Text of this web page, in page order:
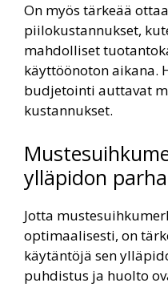
On myös tärkeää
piilokustannukset,
mahdolliset
käyttöönoton aikana.
budjetointi auttavat
kustannukset.
ylläpidon
Jotta
optimaalisesti, on
käytäntöjä sen
puhdistus ja huolto